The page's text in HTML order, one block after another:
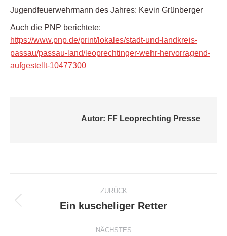
Jugendfeuerwehrmann des Jahres: Kevin Grünberger
Auch die PNP berichtete:
https://www.pnp.de/print/lokales/stadt-und-landkreis-
passau/passau-land/leoprechtinger-wehr-hervorragend-
aufgestellt-10477300
Autor: FF Leoprechting Presse
Kommentarnavigation
ZURÜCK
Vorheriger
Ein kuscheliger Retter
NÄCHSTES